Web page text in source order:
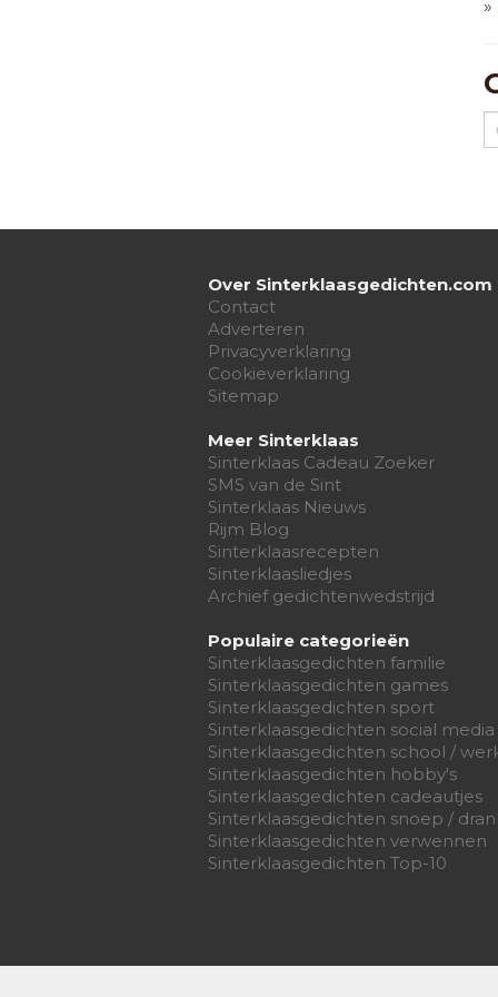
»
Over Sinterklaasgedichten.com
Contact
Adverteren
Privacyverklaring
Cookieverklaring
Sitemap
Meer Sinterklaas
Sinterklaas Cadeau Zoeker
SMS van de Sint
Sinterklaas Nieuws
Rijm Blog
Sinterklaasrecepten
Sinterklaasliedjes
Archief gedichtenwedstrijd
Populaire categorieën
Sinterklaasgedichten familie
Sinterklaasgedichten games
Sinterklaasgedichten sport
Sinterklaasgedichten social media
Sinterklaasgedichten school /
Sinterklaasgedichten hobby's
Sinterklaasgedichten cadeautjes
Sinterklaasgedichten snoep /
Sinterklaasgedichten verwennen
Sinterklaasgedichten Top-10